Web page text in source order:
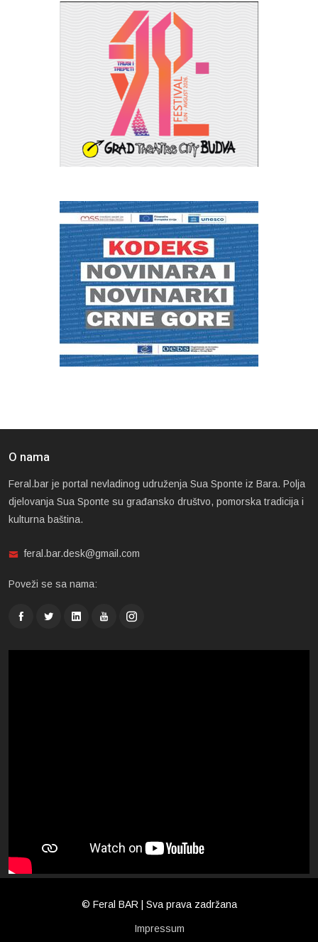
O nama
Feral.bar je portal nevladinog udruženja Sua Sponte iz Bara. Polja
djelovanja Sua Sponte su građansko društvo, pomorska tradicija i
kulturna baština.
feral.bar.desk@gmail.com
Poveži se sa nama:
© Feral BAR | Sva prava zadržana
Impressum